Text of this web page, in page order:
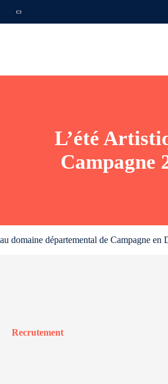
L’été
Campagne
au domaine départemental de Campagne en
Recrutement